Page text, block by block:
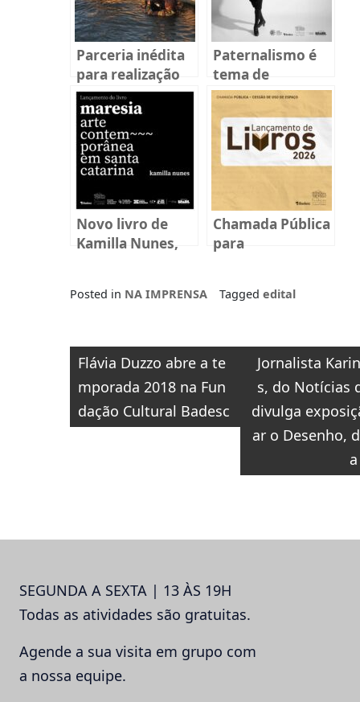
Parceria inédita
para realização
da novela
“Terraforte”
Paternalismo é
tema de
exposição
coletiva inédita
em Florianópolis
Novo livro de
Kamilla Nunes,
em Santa
quinta-feira, dia
11 de dezembro.
Chamada Pública
para
Posted in NA IMPRENSA Tagged edital
Navegação
de
Post
Flávia Duzzo abre a te
mporada 2018 na Fun
dação Cultural Badesc
Jornalista
s, do Notícias
divulga
ar o Desenho,
SEGUNDA A SEXTA | 13 ÀS 19H
Todas as atividades são gratuitas.
Agende a sua visita em grupo com
a nossa equipe.